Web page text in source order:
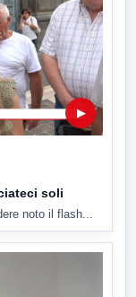
▶
soli
noto il flash...